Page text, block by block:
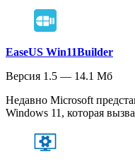
EaseUS Win11Builder
Версия 1.5 — 14.1 Мб
Недавно Microsoft
Windows 11, которая